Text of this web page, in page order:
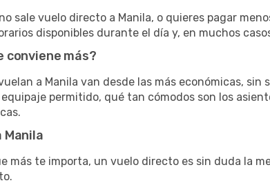
sale vuelo directo a Manila, o quieres pagar
disponibles durante el día y, en muchos
conviene más?
a Manila van desde las más económicas,
permitido, qué tan cómodos son los
Manila
más te importa, un vuelo directo es sin duda la